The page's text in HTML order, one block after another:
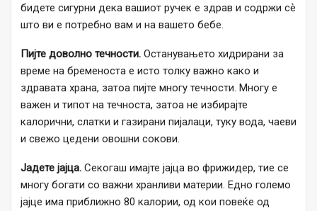
бидете сигурни дека вашиот ручек е здрав и содржи сѐ
што ви е потребно вам и на вашето бебе.
Пијте доволно течности. Останувањето хидрирани за
време на бременоста е исто толку важно како и
здравата храна, затоа пијте многу течности. Многу е
важен и типот на течноста, затоа не избирајте
калорични, слатки и газирани пијалаци, туку вода, чаеви
и свежо цедени овошни сокови.
Јадете јајца. Секогаш имајте јајца во фрижидер, тие се
многу богати со важни хранливи материи. Едно големо
јајце има приближно 80 калории, од кои повеќе од